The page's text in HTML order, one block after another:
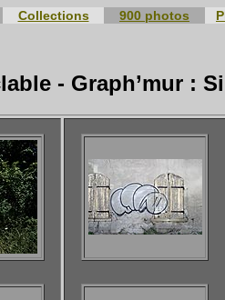
Collections 900 photos
- Graph’mur :